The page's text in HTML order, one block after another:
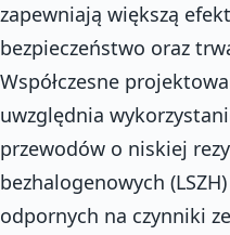
zapewniają większą
bezpieczeństwo oraz
Współczesne
uwzględnia
przewodów o niskiej
bezhalogenowych
odpornych na czynniki